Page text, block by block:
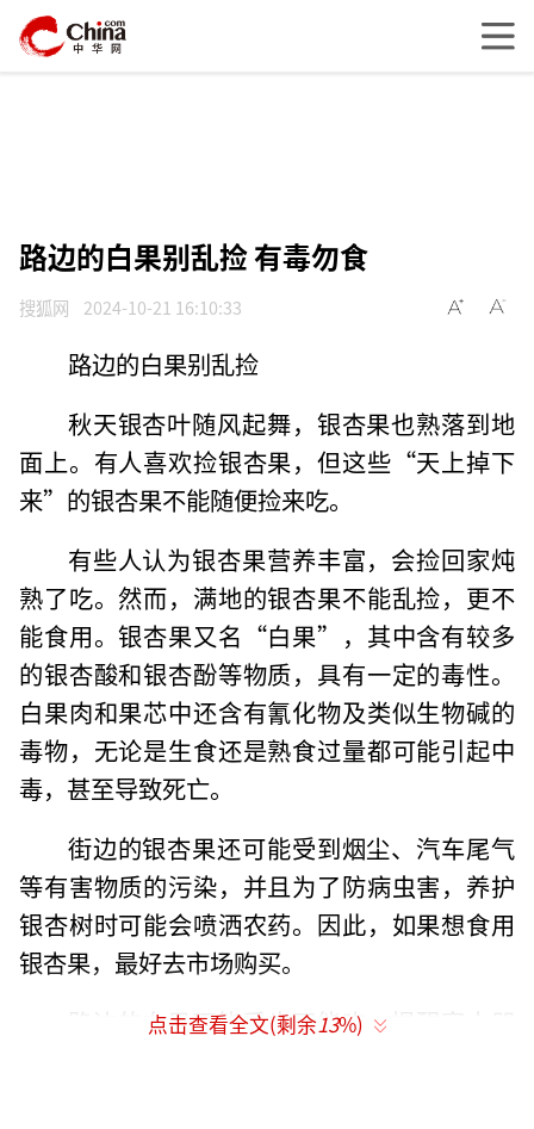
路边的白果别乱捡 有毒勿食
搜狐网 2024-10-21 16:10:33
路边的白果别乱捡
秋天银杏叶随风起舞，银杏果也熟落到地
面上。有人喜欢捡银杏果，但这些“天上掉下
来”的银杏果不能随便捡来吃。
有些人认为银杏果营养丰富，会捡回家炖
熟了吃。然而，满地的银杏果不能乱捡，更不
能食用。银杏果又名“白果”，其中含有较多
的银杏酸和银杏酚等物质，具有一定的毒性。
白果肉和果芯中还含有氰化物及类似生物碱的
毒物，无论是生食还是熟食过量都可能引起中
毒，甚至导致死亡。
街边的银杏果还可能受到烟尘、汽车尾气
等有害物质的污染，并且为了防病虫害，养护
银杏树时可能会喷洒农药。因此，如果想食用
银杏果，最好去市场购买。
路边的白果不能采也不能吃，提醒家人朋
点击查看全文(剩余13%)